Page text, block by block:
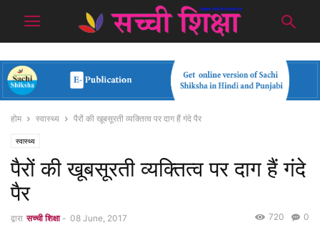
होम स्वास्थ्य पैरों की खूबसूरती व्यक्तित्व पर दाग हैं गंदे पैर
स्वास्थ्य
पैरों की खूबसूरती व्यक्तित्व पर दाग हैं गंदे
पैर
द्वारा सच्ची शिक्षा - 08 June, 2017 0
720